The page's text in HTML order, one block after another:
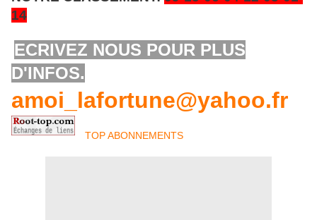
14
ECRIVEZ NOUS POUR PLUS
D'INFOS.
amoi_lafortune@yahoo.fr
TOP ABONNEMENTS